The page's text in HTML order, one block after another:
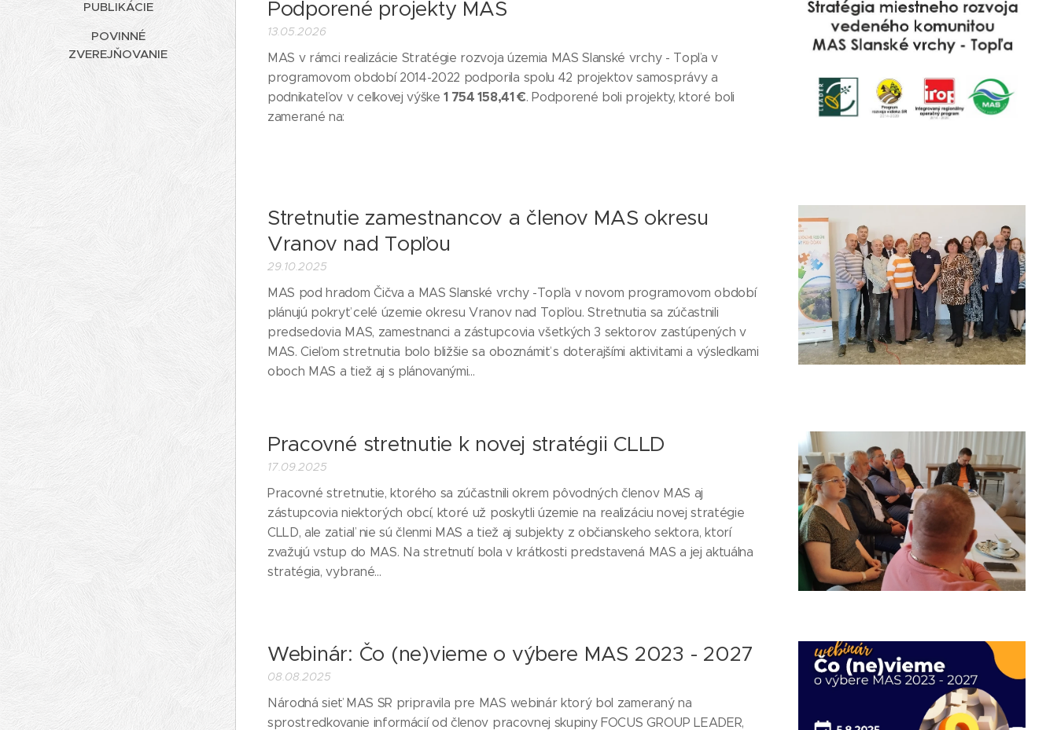
PUBLIKÁCIE
POVINNÉ
ZVEREJŇOVANIE
Podporené projekty MAS
13.05.2026
MAS v rámci realizácie Stratégie rozvoja územia MAS Slanské vrchy - Topľa v
programovom období 2014-2022 podporila spolu 42 projektov samosprávy a
podnikateľov v celkovej výške1 754 158,41 €. Podporené boli projekty, ktoré boli
zamerané na:
Stretnutie zamestnancov a členov MAS okresu
Vranov nad Topľou
29.10.2025
MAS pod hradom Čičva a MAS Slanské vrchy -Topľa v novom programovom období
plánujú pokryť celé územie okresu Vranov nad Topľou. Stretnutia sa zúčastnili
predsedovia MAS, zamestnanci a zástupcovia všetkých 3 sektorov zastúpených v
MAS. Cieľom stretnutia bolo bližšie sa oboznámiť s doterajšími aktivitami a výsledkami
oboch MAS a tiež aj s plánovanými...
Pracovné stretnutie k novej stratégii CLLD
17.09.2025
Pracovné stretnutie, ktorého sa zúčastnili okrem pôvodných členov MAS aj
zástupcovia niektorých obcí, ktoré už poskytli územie na realizáciu novej stratégie
CLLD, ale zatiaľ nie sú členmi MAS a tiež aj subjekty z občianskeho sektora, ktorí
zvažujú vstup do MAS. Na stretnutí bola v krátkosti predstavená MAS a jej aktuálna
stratégia, vybrané...
Webinár: Čo (ne)vieme o výbere MAS 2023 - 2027
08.08.2025
Národná sieť MAS SR pripravila pre MAS webinár ktorý bol zameraný na
sprostredkovanie informácií od členov pracovnej skupiny FOCUS GROUP LEADER,